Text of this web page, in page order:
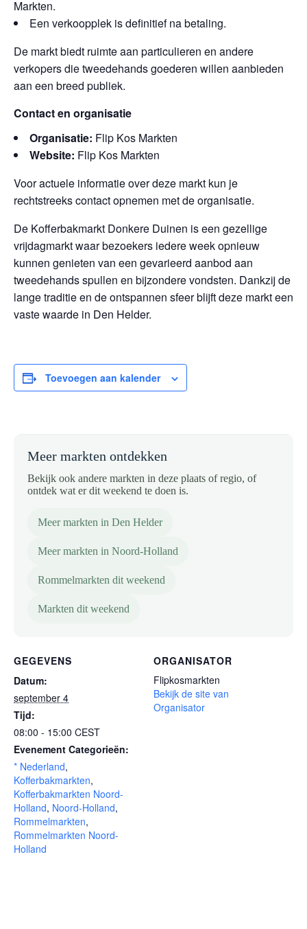
Markten.
Een verkoopplek is definitief na betaling.
De markt biedt ruimte aan particulieren en andere
verkopers die tweedehands goederen willen aanbieden
aan een breed publiek.
Contact en organisatie
Organisatie: Flip Kos Markten
Website: Flip Kos Markten
Voor actuele informatie over deze markt kun je
rechtstreeks contact opnemen met de organisatie.
De Kofferbakmarkt Donkere Duinen is een gezellige
vrijdagmarkt waar bezoekers iedere week opnieuw
kunnen genieten van een gevarieerd aanbod aan
tweedehands spullen en bijzondere vondsten. Dankzij de
lange traditie en de ontspannen sfeer blijft deze markt een
vaste waarde in Den Helder.
Toevoegen aan kalender
Meer markten ontdekken
Bekijk ook andere markten in deze plaats of regio, of
ontdek wat er dit weekend te doen is.
Meer markten in Den Helder
Meer markten in Noord-Holland
Rommelmarkten dit weekend
Markten dit weekend
GEGEVENS
Datum:
september 4
Tijd:
08:00 - 15:00 CEST
Evenement Categorieën:
* Nederland,
Kofferbakmarkten,
Kofferbakmarkten Noord-
Holland, Noord-Holland,
Rommelmarkten,
Rommelmarkten Noord-
Holland
ORGANISATOR
Flipkosmarkten
Bekijk de site van
Organisator